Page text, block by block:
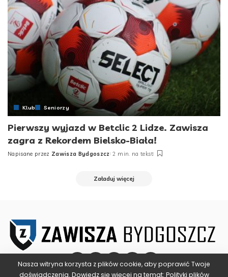
Klub Seniorzy
Pierwszy wyjazd w Betclic 2 Lidze. Zawisza
zagra z Rekordem Bielsko-Biała!
Posted
Napisane przez Zawisza Bydgoszcz 2 min. na tekst
Załaduj więcej
Nasza witryna korzysta z plików cookie, aby poprawić Twoje
doświadczenia. Dowiedz się więcej na temat: Polityki plików